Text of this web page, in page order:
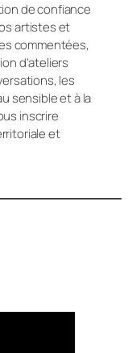
de confiance
artistes et
commentées,
d’ateliers
les
sensible et à la
inscrire
et